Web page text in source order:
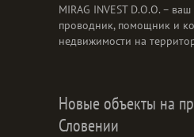
MIRAG INVEST D.O.O. –
проводник, помощник и
недвижимости на
Новые объекты на
Словении